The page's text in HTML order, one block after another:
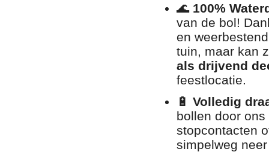
🌊 100%
van de bol!
en
tuin, maar kan
als drijvend
feestlocatie.
🔋 Volledig
bollen door ons
stopcontacten
simpelweg